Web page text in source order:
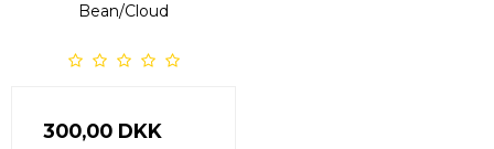
Bean/Cloud
300,00 DKK